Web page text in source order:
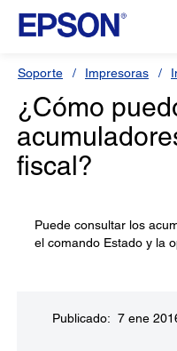
Soporte Impresoras
¿Cómo
fiscal?
Puede consultar los
el comando Estado y la
Publicado: 7 ene